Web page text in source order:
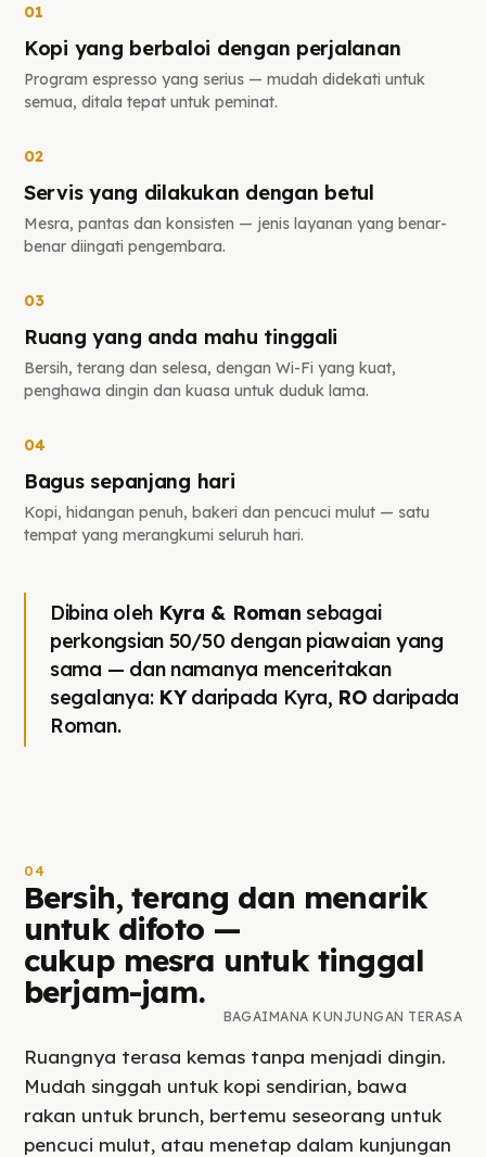
01
Kopi yang berbaloi dengan perjalanan
Program espresso yang serius — mudah didekati untuk
semua, ditala tepat untuk peminat.
02
Servis yang dilakukan dengan betul
Mesra, pantas dan konsisten — jenis layanan yang benar-
benar diingati pengembara.
03
Ruang yang anda mahu tinggali
Bersih, terang dan selesa, dengan Wi-Fi yang kuat,
penghawa dingin dan kuasa untuk duduk lama.
04
Bagus sepanjang hari
Kopi, hidangan penuh, bakeri dan pencuci mulut — satu
tempat yang merangkumi seluruh hari.
Dibina oleh Kyra & Roman sebagai
perkongsian 50/50 dengan piawaian yang
sama — dan namanya menceritakan
segalanya: KYdaripada Kyra, RO daripada
Roman.
04
Bersih, terang dan menarik
untuk difoto —
cukup mesra untuk tinggal
berjam-jam.
BAGAIMANA KUNJUNGAN TERASA
Ruangnya terasa kemas tanpa menjadi dingin.
Mudah singgah untuk kopi sendirian, bawa
rakan untuk brunch, bertemu seseorang untuk
pencuci mulut, atau menetap dalam kunjungan